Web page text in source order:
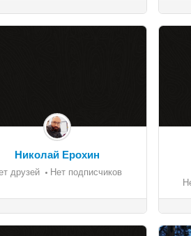
Николай Ерохин
друзей Нет подписчиков